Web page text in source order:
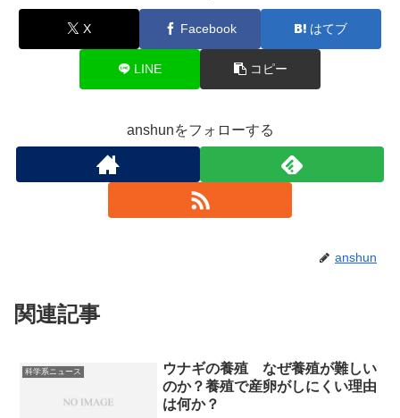
X Facebook はてブ
LINE コピー
anshunをフォローする
anshun
関連記事
科学系ニュース
ウナギの養殖 なぜ養殖が難しい
のか？養殖で産卵がしにくい理由
は何か？